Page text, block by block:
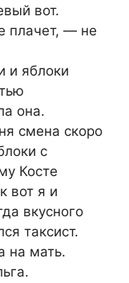
вот.
плачет, — не
и яблоки
она.
смена скоро
с
Косте
вот я и
вкусного
таксист.
на мать.